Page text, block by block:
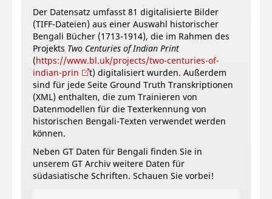
Der Datensatz umfasst 81 digitalisierte Bilder
(TIFF-Dateien) aus einer Auswahl historischer
Bengali Bücher (1713-1914), die im Rahmen des
Projekts Two Centuries of Indian Print
(https://www.bl.uk/projects/two-centuries-of-
indian-prin
t) digitalisiert wurden. Außerdem
sind für jede Seite Ground Truth Transkriptionen
(XML) enthalten, die zum Trainieren von
Datenmodellen für die Texterkennung von
historischen Bengali-Texten verwendet werden
können.
Neben GT Daten für Bengali finden Sie in
unserem GT Archiv weitere Daten für
südasiatische Schriften. Schauen Sie vorbei!